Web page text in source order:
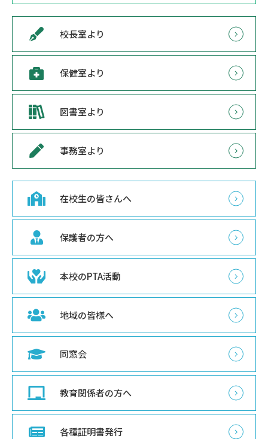
校長室より
保健室より
図書室より
事務室より
在校生の皆さんへ
保護者の方へ
本校のPTA活動
地域の皆様へ
同窓会
教育関係者の方へ
各種証明書発行